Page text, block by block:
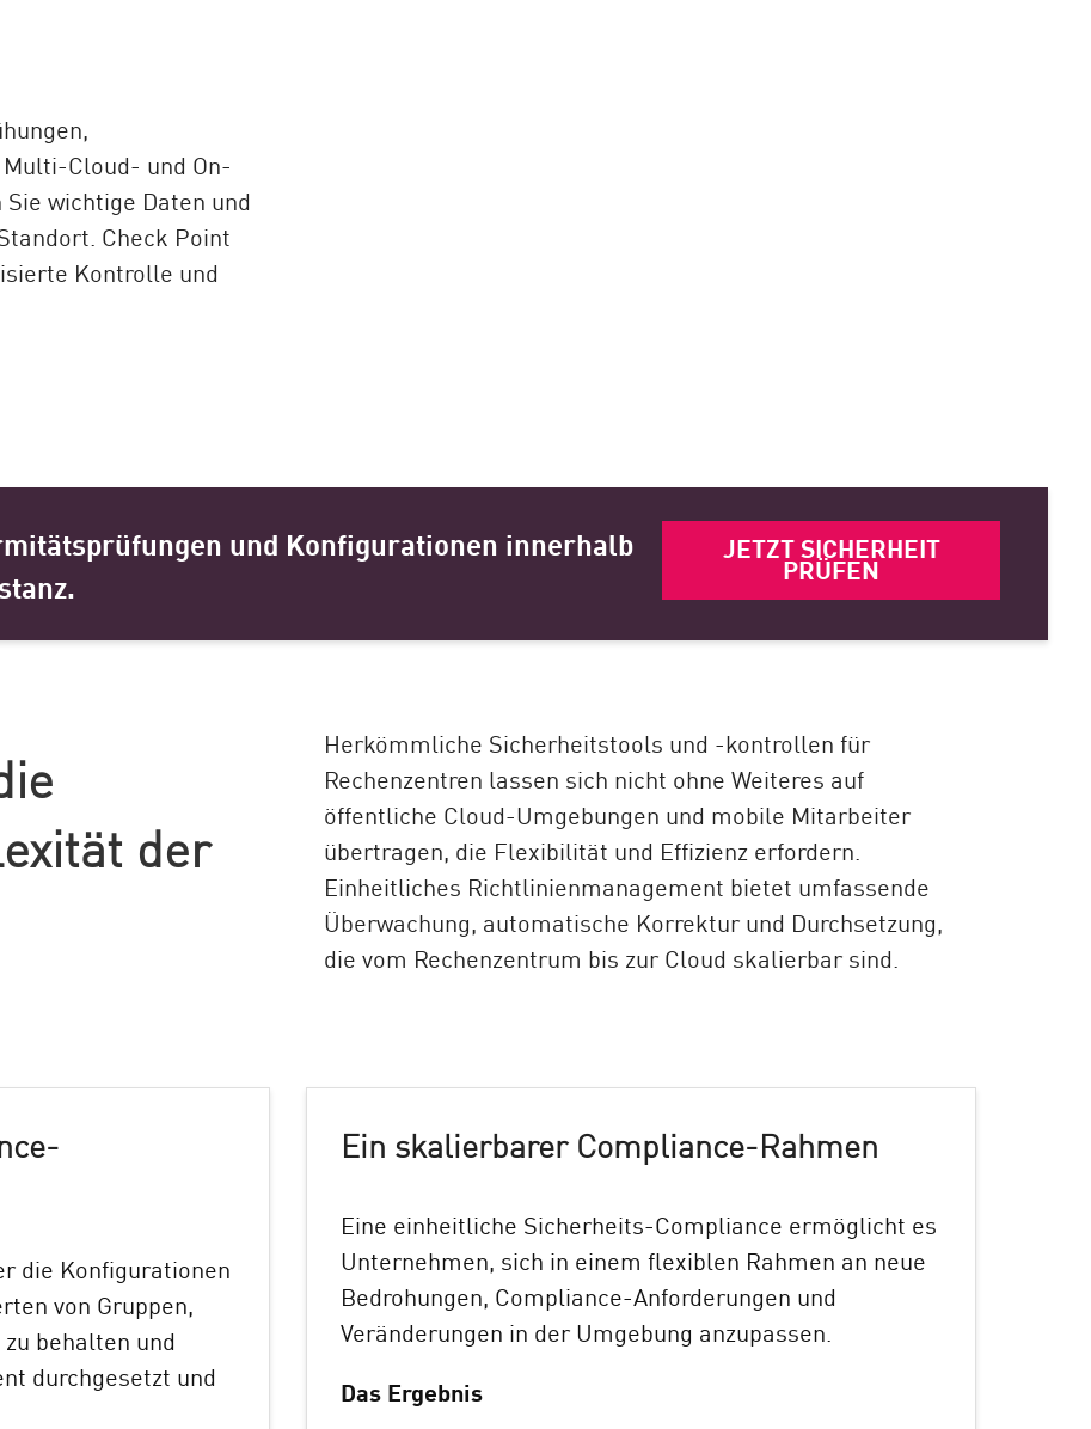
Cloud- und On-
wichtige Daten und
Check Point
Kontrolle und
und Konfigurationen innerhalb
JETZT SICHERHEIT
PRÜFEN
der
Herkömmliche Sicherheitstools und -kontrollen für
Rechenzentren lassen sich nicht ohne Weiteres auf
öffentliche Cloud-Umgebungen und mobile Mitarbeiter
übertragen, die Flexibilität und Effizienz erfordern.
Einheitliches Richtlinienmanagement bietet umfassende
Überwachung, automatische Korrektur und Durchsetzung,
die vom Rechenzentrum bis zur Cloud skalierbar sind.
die Konfigurationen
von Gruppen,
behalten und
durchgesetzt und
Ein skalierbarer Compliance-Rahmen
Eine einheitliche Sicherheits-Compliance ermöglicht es
Unternehmen, sich in einem flexiblen Rahmen an neue
Bedrohungen, Compliance-Anforderungen und
Veränderungen in der Umgebung anzupassen.
Das Ergebnis